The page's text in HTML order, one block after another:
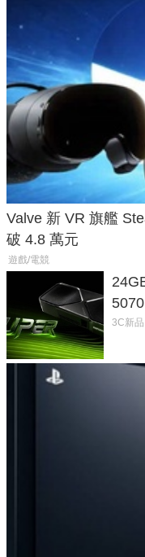
Valve 新 VR 旗艦
破 4.8 萬元
遊戲/電競
功耗
3C新品